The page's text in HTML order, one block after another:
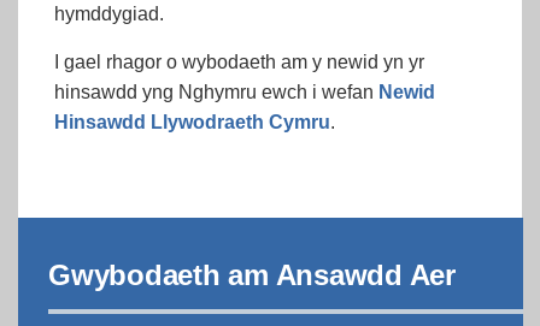
hymddygiad.
I gael rhagor o wybodaeth am y newid yn yr
hinsawdd yng Nghymru ewch i wefan Newid
Hinsawdd Llywodraeth Cymru.
Gwybodaeth am Ansawdd Aer